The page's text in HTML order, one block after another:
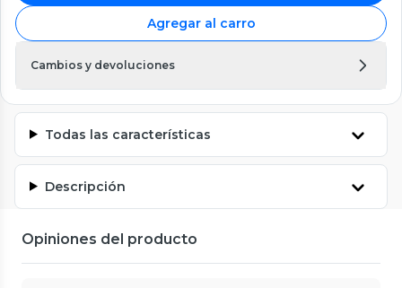
Agregar al carro
Cambios y devoluciones
Todas las características
Descripción
Opiniones del producto